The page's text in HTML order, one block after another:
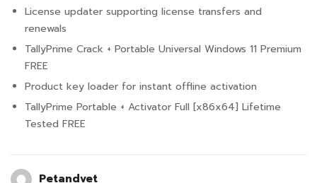
License updater supporting license transfers and
renewals
TallyPrime Crack + Portable Universal Windows 11 Premium
FREE
Product key loader for instant offline activation
TallyPrime Portable + Activator Full [x86x64] Lifetime
Tested FREE
Petandvet